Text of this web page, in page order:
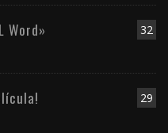
32
Word»
29